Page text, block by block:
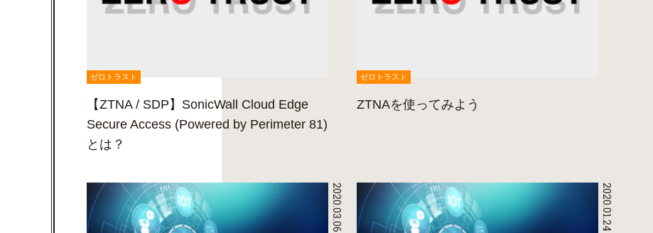
ゼロトラスト
【ZTNA / SDP】SonicWall Cloud Edge
Secure Access (Powered by Perimeter 81)
とは？
ゼロトラスト
ZTNAを使ってみよう
2020.03.06 2020.01.24